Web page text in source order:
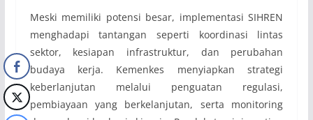
Meski memiliki potensi besar, implementasi SIHREN
menghadapi tantangan seperti koordinasi lintas
sektor, kesiapan infrastruktur, dan perubahan
budaya kerja. Kemenkes menyiapkan strategi
keberlanjutan melalui penguatan regulasi,
pembiayaan yang berkelanjutan, serta monitoring